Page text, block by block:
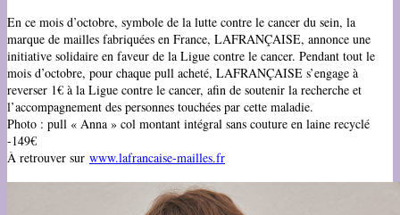
En ce mois d’octobre, symbole de la lutte contre le cancer du sein, la
marque de mailles fabriquées en France, LAFRANÇAISE, annonce une
initiative solidaire en faveur de la Ligue contre le cancer. Pendant tout le
mois d’octobre, pour chaque pull acheté, LAFRANÇAISE s’engage à
reverser 1€ à la Ligue contre le cancer, afin de soutenir la recherche et
l’accompagnement des personnes touchées par cette maladie.
Photo : pull « Anna » col montant intégral sans couture en laine recyclé
-149€
À retrouver sur www.lafrancaise-mailles.fr